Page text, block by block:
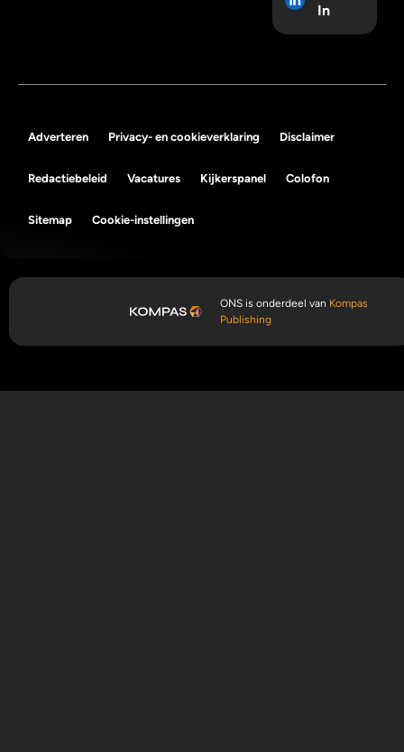
In
Adverteren Privacy- en cookieverklaring Disclaimer
Redactiebeleid Vacatures Kijkerspanel Colofon
Sitemap Cookie-instellingen
ONS is onderdeel van Kompas
Publishing